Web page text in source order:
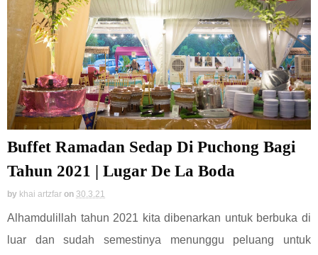
Buffet Ramadan Sedap Di Puchong Bagi
Tahun 2021 | Lugar De La Boda
by khai artzfar on 30.3.21
Alhamdulillah tahun 2021 kita dibenarkan untuk berbuka di
luar dan sudah semestinya menunggu peluang untuk